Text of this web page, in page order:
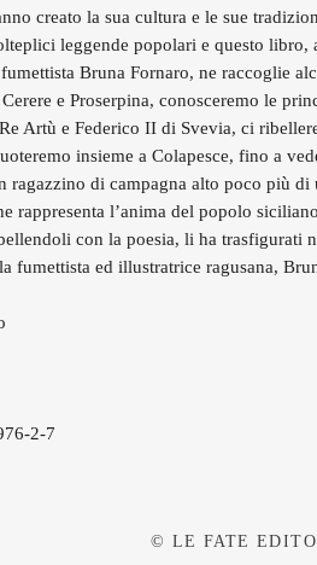
creato la sua cultura e le sue
leggende popolari e questo libro,
Bruna Fornaro, ne raccoglie
e Proserpina, conosceremo le
Artù e Federico II di Svevia, ci
insieme a Colapesce, fino a
ragazzino di campagna alto poco più di
rappresenta l’anima del popolo
con la poesia, li ha trasfigurati
fumettista ed illustratrice ragusana,
2-7
© LE FATE